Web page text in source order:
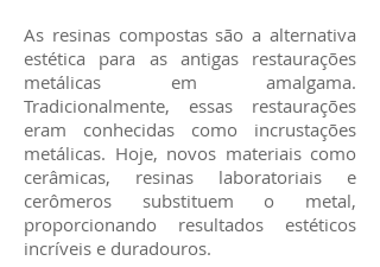
As resinas compostas são a alternativa
estética para as antigas restaurações
metálicas em amalgama.
Tradicionalmente, essas restaurações
eram conhecidas como incrustações
metálicas. Hoje, novos materiais como
cerâmicas, resinas laboratoriais e
cerômeros substituem o metal,
proporcionando resultados estéticos
incríveis e duradouros.